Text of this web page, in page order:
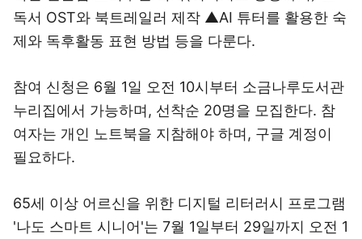
독서 OST와 북트레일러 제작 ▲AI 튜터를 활용한 숙
제와 독후활동 표현 방법 등을 다룬다.
참여 신청은 6월 1일 오전 10시부터 소금나루도서관
누리집에서 가능하며, 선착순 20명을 모집한다. 참
여자는 개인 노트북을 지참해야 하며, 구글 계정이
필요하다.
65세 이상 어르신을 위한 디지털 리터러시 프로그램
'나도 스마트 시니어'는 7월 1일부터 29일까지 오전 1